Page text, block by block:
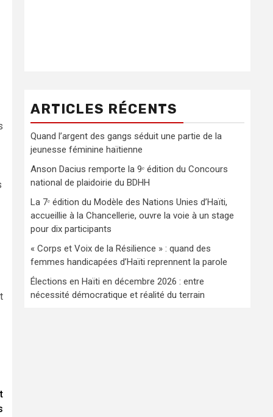
ARTICLES RÉCENTS
Quand l’argent des gangs séduit une partie de la
jeunesse féminine haïtienne
Anson Dacius remporte la 9ᵉ édition du Concours
national de plaidoirie du BDHH
La 7ᵉ édition du Modèle des Nations Unies d’Haïti,
accueillie à la Chancellerie, ouvre la voie à un stage
pour dix participants
« Corps et Voix de la Résilience » : quand des
femmes handicapées d’Haïti reprennent la parole
Élections en Haïti en décembre 2026 : entre
nécessité démocratique et réalité du terrain